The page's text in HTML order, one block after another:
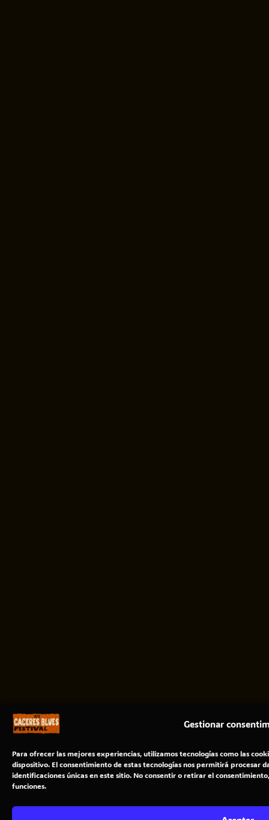
Gestionar
Para ofrecer las mejores experiencias, utilizamos tecnologías como las
dispositivo. El consentimiento de estas tecnologías nos permitirá procesar
identificaciones únicas en este sitio. No consentir o retirar el
funciones.